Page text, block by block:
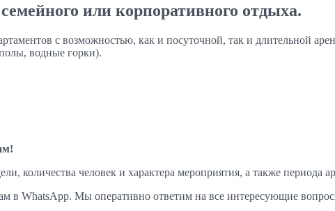
или корпоративного отдыха.
с возможностью, как и посуточной, так и длительной
водные горки).
количества человек и характера мероприятия, а также периода
в WhatsApp. Мы оперативно ответим на все интересующие